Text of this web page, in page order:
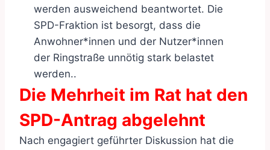
werden ausweichend beantwortet. Die
SPD-Fraktion ist besorgt, dass die
Anwohner*innen und der Nutzer*innen
der Ringstraße unnötig stark belastet
werden..
Die Mehrheit im Rat hat den
SPD-Antrag abgelehnt
Nach engagiert geführter Diskussion hat die